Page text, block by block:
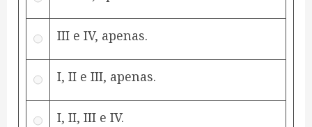
III e IV, apenas.
I, II e III, apenas.
I, II, III e IV.